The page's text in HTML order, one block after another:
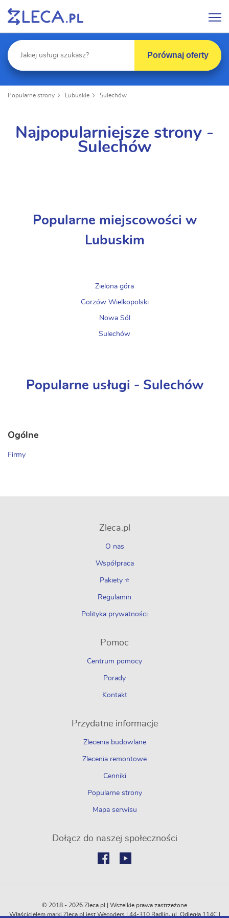
Porównaj oferty
Popularne strony Lubuskie Sulechów
Najpopularniejsze strony -
Sulechów
Popularne miejscowości w
Lubuskim
Zielona góra
Gorzów Wielkopolski
Nowa Sól
Sulechów
Popularne usługi - Sulechów
Ogólne
Firmy
Zleca.pl
O nas
Współpraca
Pakiety ⭐
Regulamin
Polityka prywatności
Pomoc
Centrum pomocy
Porady
Kontakt
Przydatne informacje
Zlecenia budowlane
Zlecenia remontowe
Cenniki
Popularne strony
Mapa serwisu
Dołącz do naszej społeczności
© 2018 - 2026 Zleca.pl | Wszelkie prawa zastrzeżone
Właścicielem marki Zleca.pl jest Wecoders | 44-310 Radlin, ul. Odległa 114C |